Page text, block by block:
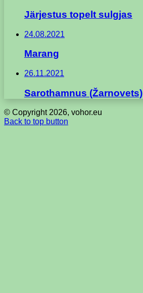
Järjestus topelt sulgjas
24.08.2021
Marang
26.11.2021
Sarothamnus (Žarnovets)
© Copyright 2026, vohor.eu
Back to top button